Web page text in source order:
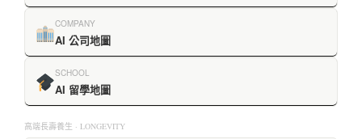
COMPANY
AI 公司地圖
SCHOOL
AI 留學地圖
高端長壽養生 · LONGEVITY